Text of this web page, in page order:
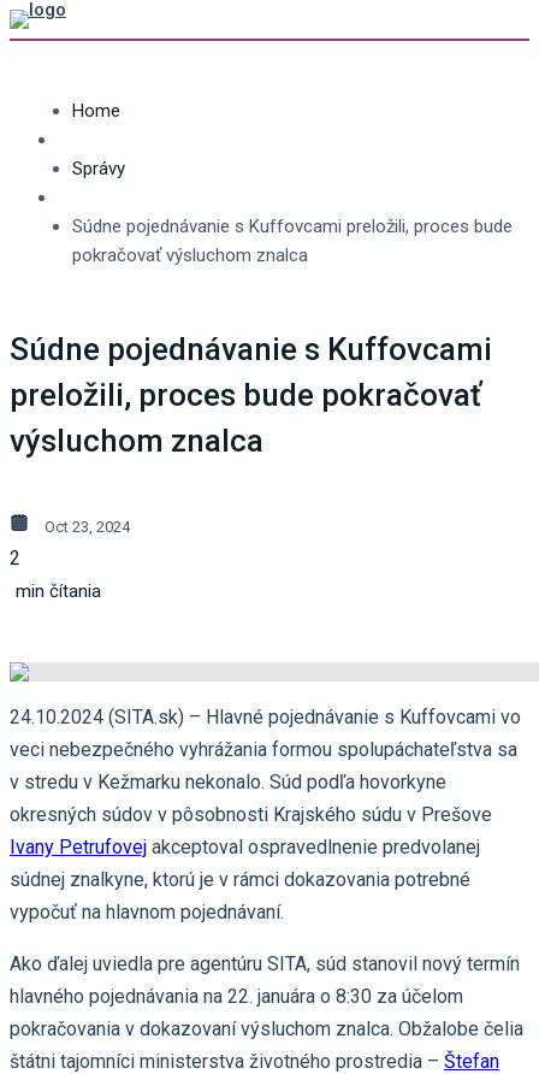
Home
Správy
Súdne pojednávanie s Kuffovcami preložili, proces bude
pokračovať výsluchom znalca
Súdne pojednávanie s Kuffovcami
preložili, proces bude pokračovať
výsluchom znalca
Oct 23, 2024
2
min čítania
24.10.2024 (SITA.sk) – Hlavné pojednávanie s Kuffovcami vo
veci nebezpečného vyhrážania formou spolupáchateľstva sa
v stredu v Kežmarku nekonalo. Súd podľa hovorkyne
okresných súdov v pôsobnosti Krajského súdu v Prešove
Ivany Petrufovej akceptoval ospravedlnenie predvolanej
súdnej znalkyne, ktorú je v rámci dokazovania potrebné
vypočuť na hlavnom pojednávaní.
Ako ďalej uviedla pre agentúru SITA, súd stanovil nový termín
hlavného pojednávania na 22. januára o 8:30 za účelom
pokračovania v dokazovaní výsluchom znalca. Obžalobe čelia
štátni tajomníci ministerstva životného prostredia – Štefan